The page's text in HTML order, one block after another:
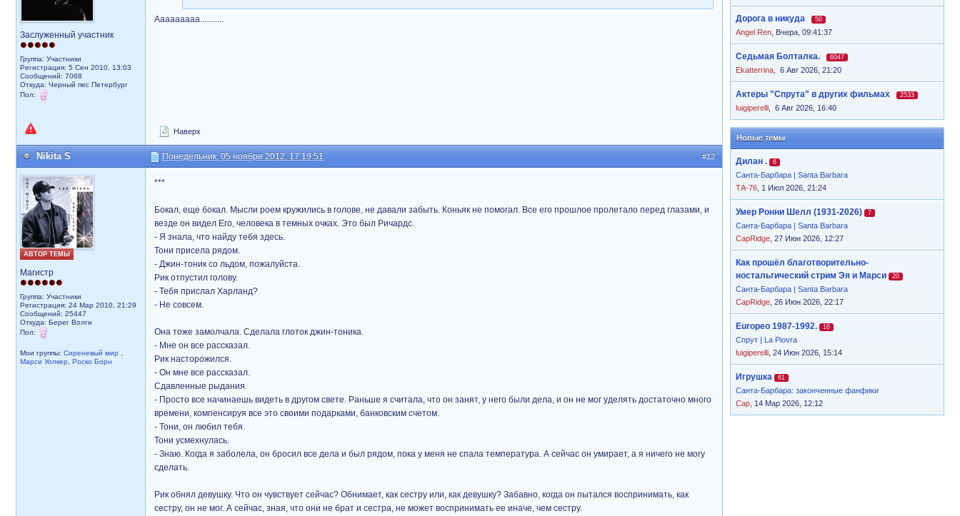
Дорога в никуда 50
Angel Ren Вчера, 09:41:37
Седьмая Болталка. 6047
Ekatterrina 6 Авг 2026, 21:20
Актеры "Спрута" в других фильмах 2533
luigiperelli 6 Авг 2026, 16:40
Новые темы
Дилан . 6
Санта-Барбара | Santa Barbara
ТА-76 , 1 Июл 2026, 21:24
Умер Ронни Шелл (1931-2026) 7
Санта-Барбара | Santa Barbara
CapRidge , 27 Июн 2026, 12:27
Как прошёл благотворительно-
ностальгический стрим Эя и Марси
20
Санта-Барбара | Santa Barbara
CapRidge , 26 Июн 2026, 22:17
Europeo 1987-1992. 16
Спрут | La Piovra
luigiperelli , 24 Июн 2026, 15:14
Игрушка 61
Санта-Барбара: законченные фанфики
Cap , 14 Мар 2026, 12:12
Заслуженный участник
Группа: Участники
Регистрация: 5 Сен 2010, 13:03
Сообщений: 7068
Откуда: Черный пес Петербург
Пол:
Ааааааааа...........
Наверх
#12
Nikita S Понедельник, 05 ноября 2012, 17:19:51
АВТОР ТЕМЫ
Магистр
Группа: Участники
Регистрация: 24 Мар 2010, 21:29
Сообщений: 25447
Откуда: Берег Волги
Пол:
Мои группы: Сиреневый мир
Марси Уолкер
Роско Борн
***
Бокал, еще бокал. Мысли роем кружились в голове, не давали забыть. Коньяк не помогал. Все его прошлое пролетало перед глазами, и
везде он видел Его, человека в темных очках. Это был Ричардс.
- Я знала, что найду тебя здесь.
Тони присела рядом.
- Джин-тоник со льдом, пожалуйста.
Рик отпустил голову.
- Тебя прислал Харланд?
- Не совсем.
Она тоже замолчала. Сделала глоток джин-тоника.
- Мне он все рассказал.
Рик насторожился.
- Он мне все рассказал.
Сдавленные рыдания.
- Просто все начинаешь видеть в другом свете. Раньше я считала, что он занят, у него были дела, и он не мог уделять достаточно много
времени, компенсируя все это своими подарками, банковским счетом.
- Тони, он любил тебя.
Тони усмехнулась.
- Знаю. Когда я заболела, он бросил все дела и был рядом, пока у меня не спала температура. А сейчас он умирает, а я ничего не могу
сделать.
Рик обнял девушку. Что он чувствует сейчас? Обнимает, как сестру или, как девушку? Забавно, когда он пытался воспринимать, как
сестру, он не мог. А сейчас, зная, что они не брат и сестра, не может воспринимать ее иначе, чем сестру.